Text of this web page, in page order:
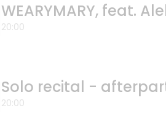
WEARYMARY, feat.
20:00
Solo recital -
20:00